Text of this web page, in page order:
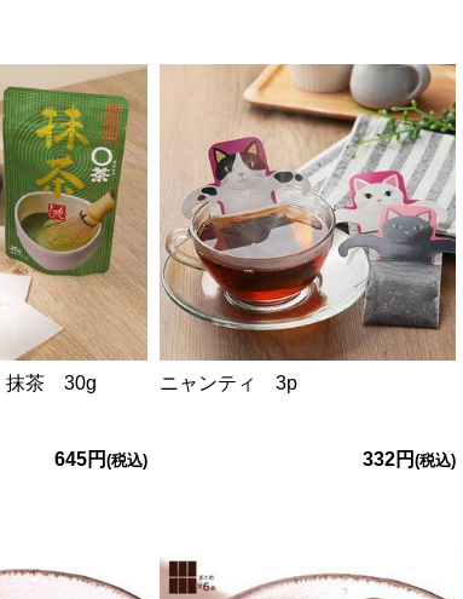
抹茶 30g
645円 (税込)
ニャンティ 3p
332円 (税込)